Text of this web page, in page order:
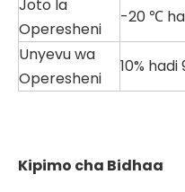
Joto la
Operesheni
-20 ℃
Unyevu wa
Operesheni
10%
Kipimo cha Bidhaa